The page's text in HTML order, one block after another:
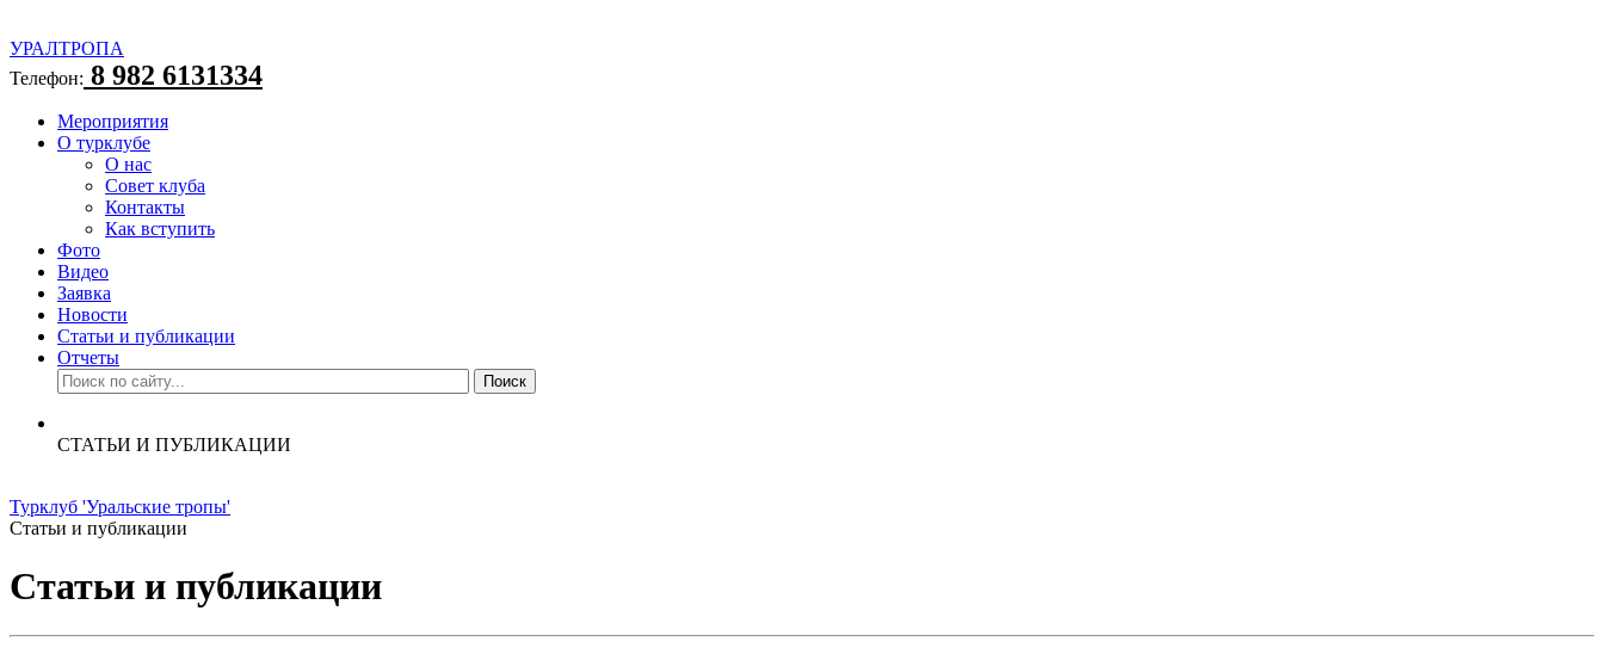
УРАЛТРОПА
Телефон: 8 982 6131334
Мероприятия
О турклубе
О нас
Совет клуба
Контакты
Как вступить
Фото
Видео
Заявка
Новости
Статьи и публикации
Отчеты
СТАТЬИ И ПУБЛИКАЦИИ
Турклуб 'Уральские тропы'
Статьи и публикации
Статьи и публикации